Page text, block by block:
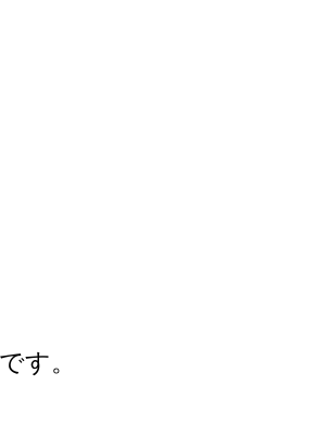
す。